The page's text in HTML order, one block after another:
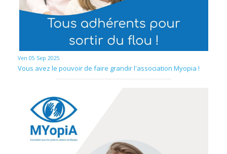
Ven 05 Sep 2025
Vous avez le pouvoir de faire grandir l'association Myopia !